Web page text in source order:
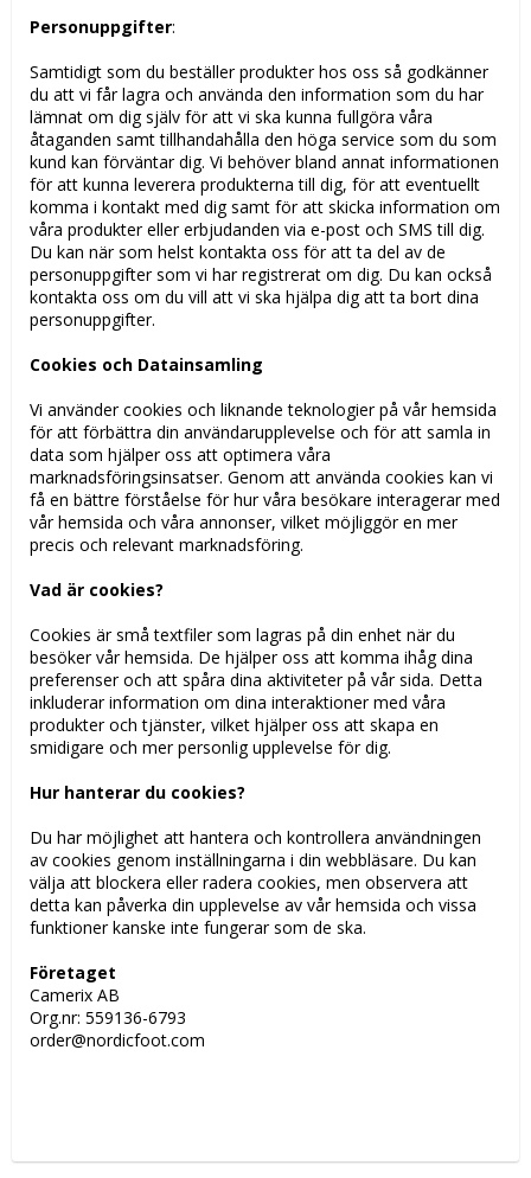
Personuppgifter:
Samtidigt som du beställer produkter hos oss så godkänner
du att vi får lagra och använda den information som du har
lämnat om dig själv för att vi ska kunna fullgöra våra
åtaganden samt tillhandahålla den höga service som du som
kund kan förväntar dig. Vi behöver bland annat informationen
för att kunna leverera produkterna till dig, för att eventuellt
komma i kontakt med dig samt för att skicka information om
våra produkter eller erbjudanden via e-post och SMS till dig.
Du kan när som helst kontakta oss för att ta del av de
personuppgifter som vi har registrerat om dig. Du kan också
kontakta oss om du vill att vi ska hjälpa dig att ta bort dina
personuppgifter.
Cookies och Datainsamling
Vi använder cookies och liknande teknologier på vår hemsida
för att förbättra din användarupplevelse och för att samla in
data som hjälper oss att optimera våra
marknadsföringsinsatser. Genom att använda cookies kan vi
få en bättre förståelse för hur våra besökare interagerar med
vår hemsida och våra annonser, vilket möjliggör en mer
precis och relevant marknadsföring.
Vad är cookies?
Cookies är små textfiler som lagras på din enhet när du
besöker vår hemsida. De hjälper oss att komma ihåg dina
preferenser och att spåra dina aktiviteter på vår sida. Detta
inkluderar information om dina interaktioner med våra
produkter och tjänster, vilket hjälper oss att skapa en
smidigare och mer personlig upplevelse för dig.
Hur hanterar du cookies?
Du har möjlighet att hantera och kontrollera användningen
av cookies genom inställningarna i din webbläsare. Du kan
välja att blockera eller radera cookies, men observera att
detta kan påverka din upplevelse av vår hemsida och vissa
funktioner kanske inte fungerar som de ska.
Företaget
Camerix AB
Org.nr: 559136-6793
order@nordicfoot.com